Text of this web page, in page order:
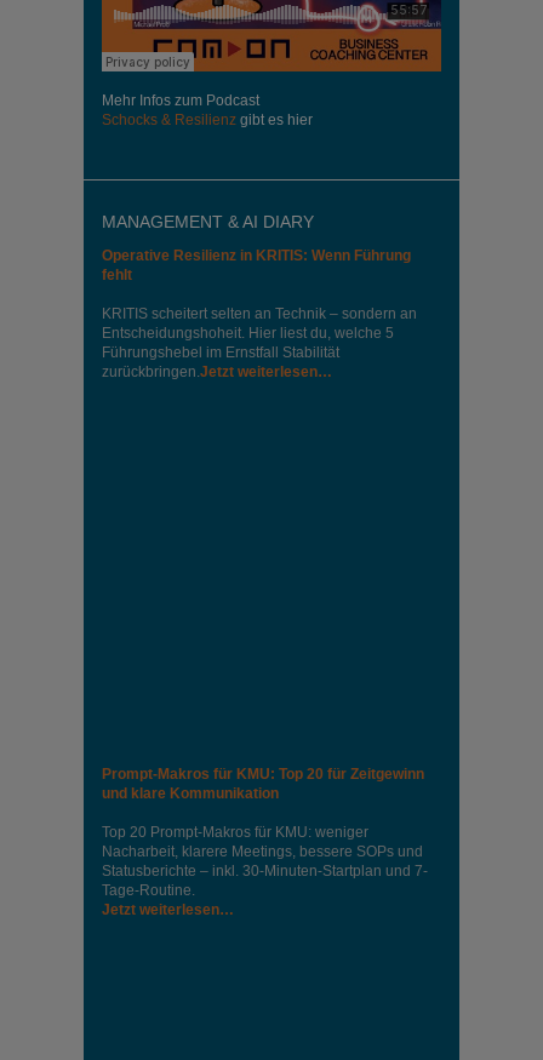
Mehr Infos zum Podcast
Schocks & Resilienz gibt es hier
MANAGEMENT & AI DIARY
Operative Resilienz in KRITIS: Wenn Führung
fehlt
KRITIS scheitert selten an Technik – sondern an
Entscheidungshoheit. Hier liest du, welche 5
Führungshebel im Ernstfall Stabilität
zurückbringen.Jetzt weiterlesen…
Prompt-Makros für KMU: Top 20 für Zeitgewinn
und klare Kommunikation
Top 20 Prompt-Makros für KMU: weniger
Nacharbeit, klarere Meetings, bessere SOPs und
Statusberichte – inkl. 30-Minuten-Startplan und 7-
Tage-Routine.
Jetzt weiterlesen…